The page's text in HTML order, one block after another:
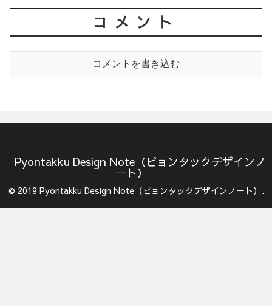
コメント
コメントを書き込む
Pyontakku Design Note（ピョンタックデザインノ
ート）
© 2019 Pyontakku Design Note（ピョンタックデザインノート）.